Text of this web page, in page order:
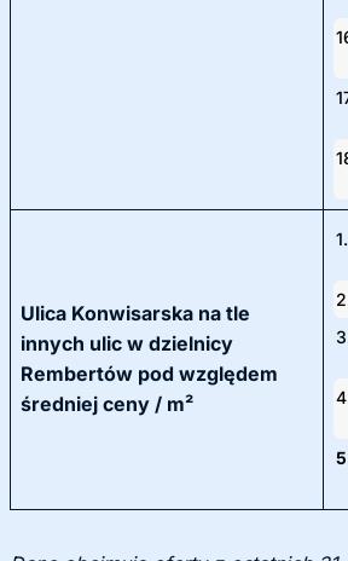
Ulica Konwisarska na tle
innych ulic w dzielnicy
Rembertów pod względem
średniej ceny / m²
1.